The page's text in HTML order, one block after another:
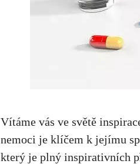
​Vítáme vás⁤ ve světě
nemoci je ⁢klíčem k jejímu
který ⁣je plný inspirativních